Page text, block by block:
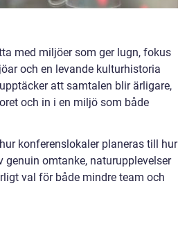
med miljöer som ger lugn, fokus
och en levande kulturhistoria
att samtalen blir ärligare,
och in i en miljö som både
konferenslokaler planeras till hur
omtanke, naturupplevelser
val för både mindre team och